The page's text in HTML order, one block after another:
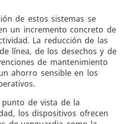
de estos sistemas se
un incremento concreto de
La reducción de las
línea, de los desechos y de
de mantenimiento
ahorro sensible en los
punto de vista de la
los dispositivos ofrecen